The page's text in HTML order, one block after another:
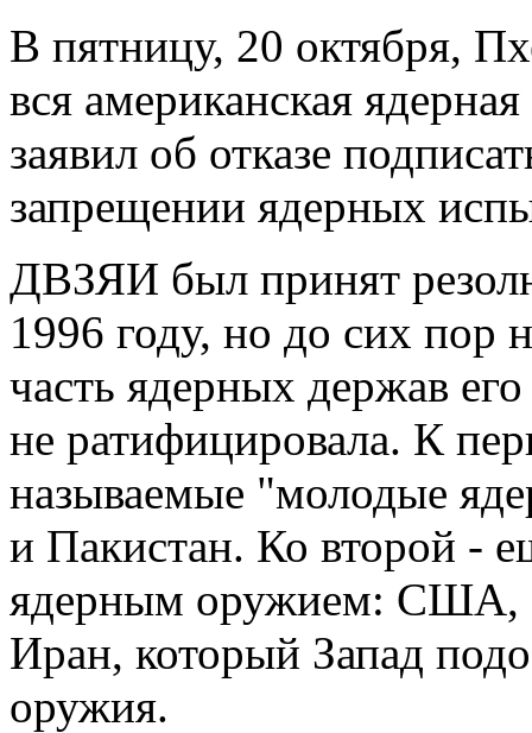
В пятницу, 20 октября,
вся американская
заявил об отказе
запрещении ядерных
ДВЗЯИ был принят
1996 году, но до сих пор
часть ядерных держав
не ратифицировала. К
называемые "молодые
и Пакистан. Ко второй -
ядерным оружием: США,
Иран, который Запад
оружия.